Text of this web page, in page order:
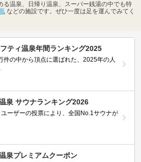
る温泉、日帰り温泉、スーパー銭湯の中でも特
などの施設です。ぜひ一度は足を運んでみてく
ティ温泉年間ランキング2025
件の中から頂点に選ばれた、2025年の人
泉 サウナランキング2026
ーザーの投票により、全国No.1サウナが
泉プレミアムクーポン